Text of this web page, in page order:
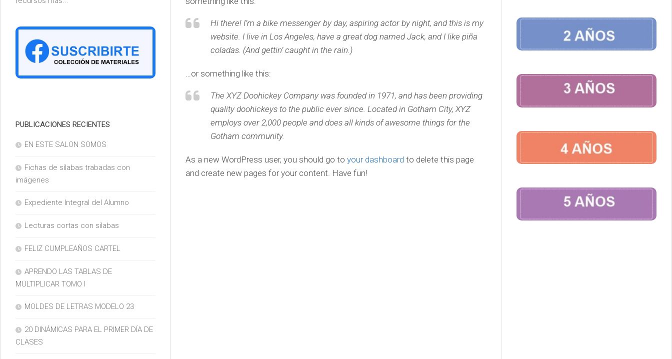
Hi there! I’m a bike messenger by day, aspiring actor by night, and this is my
website. I live in Los Angeles, have a great dog named Jack, and I like piña
coladas. (And gettin’ caught in the rain.)
…or something like this:
The XYZ Doohickey Company was founded in 1971, and has been providing
quality doohickeys to the public ever since. Located in Gotham City, XYZ
employs over 2,000 people and does all kinds of awesome things for the
Gotham community.
As a new WordPress user, you should go to your dashboard to delete this page
and create new pages for your content. Have fun!
PUBLICACIONES RECIENTES
EN ESTE SALON SOMOS
Fichas de sílabas trabadas con
imágenes
Expediente Integral del Alumno
Lecturas cortas con silabas
FELIZ CUMPLEAÑOS CARTEL
APRENDO LAS TABLAS DE
MULTIPLICAR TOMO I
MOLDES DE LETRAS MODELO 23
20 DINÁMICAS PARA EL PRIMER DÍA DE
CLASES